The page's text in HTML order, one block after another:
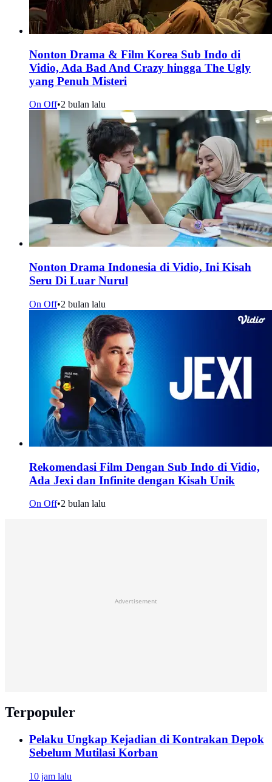
Nonton Drama & Film Korea Sub Indo di
Vidio, Ada Bad And Crazy hingga The Ugly
yang Penuh Misteri
On Off•2 bulan lalu
Nonton Drama Indonesia di Vidio, Ini Kisah
Seru Di Luar Nurul
On Off•2 bulan lalu
Rekomendasi Film Dengan Sub Indo di Vidio,
Ada Jexi dan Infinite dengan Kisah Unik
On Off•2 bulan lalu
Advertisement
Terpopuler
Pelaku Ungkap Kejadian di Kontrakan Depok
Sebelum Mutilasi Korban
10 jam lalu